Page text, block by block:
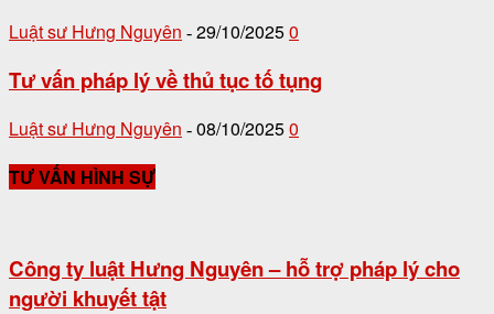
Luật sư Hưng Nguyên - 29/10/20250
Tư vấn pháp lý về thủ tục tố tụng
Luật sư Hưng Nguyên - 08/10/20250
TƯ VẤN HÌNH SỰ
Công ty luật Hưng Nguyên – hỗ trợ pháp lý cho
người khuyết tật